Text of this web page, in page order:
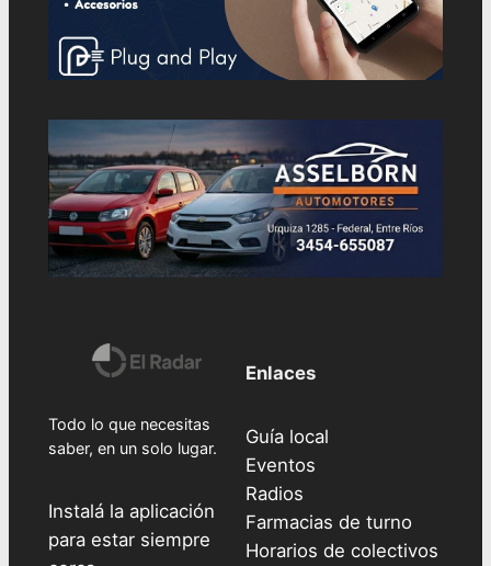
Todo lo que necesitas
saber, en un solo lugar.
Instalá la aplicación
para estar siempre
Enlaces
Guía local
Eventos
Radios
Farmacias de turno
Horarios de colectivos